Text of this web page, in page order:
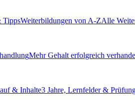
TippsWeiterbildungen von A-ZAlle
Mehr Gehalt erfolgreich
& Inhalte3 Jahre, Lernfelder &